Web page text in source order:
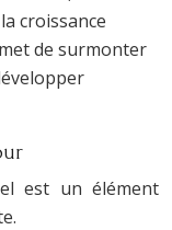
croissance
de surmonter
est un élément